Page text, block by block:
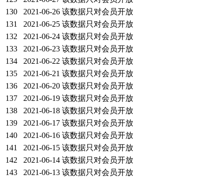
130
2021-06-26 该数据只对会员开放
131
2021-06-25 该数据只对会员开放
132
2021-06-24 该数据只对会员开放
133
2021-06-23 该数据只对会员开放
134
2021-06-22 该数据只对会员开放
135
2021-06-21 该数据只对会员开放
136
2021-06-20 该数据只对会员开放
137
2021-06-19 该数据只对会员开放
138
2021-06-18 该数据只对会员开放
139
2021-06-17 该数据只对会员开放
140
2021-06-16 该数据只对会员开放
141
2021-06-15 该数据只对会员开放
142
2021-06-14 该数据只对会员开放
143
2021-06-13 该数据只对会员开放